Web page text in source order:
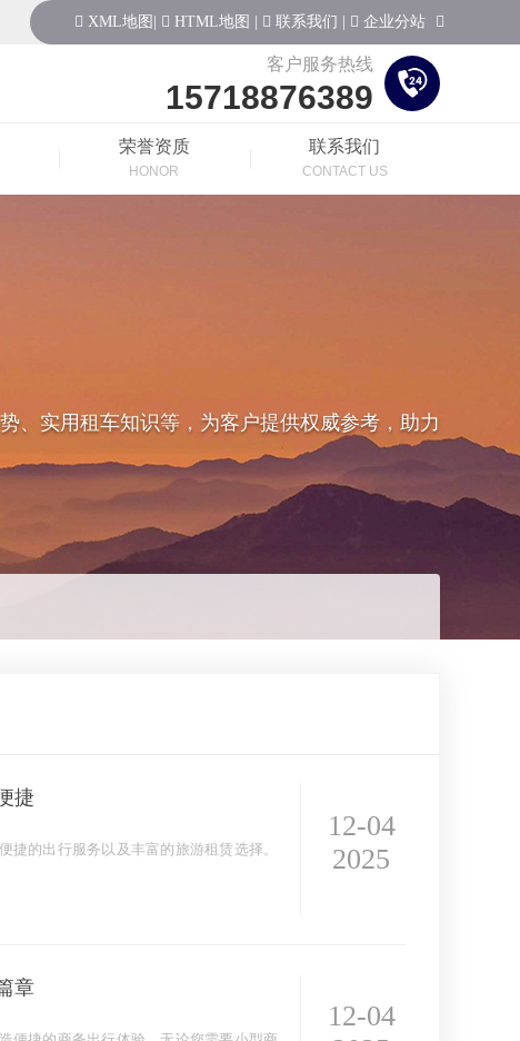
XML地图 HTML地图 联系我们 企业分站
客户服务热线
15718876389
荣誉资质
HONOR
联系我们
CONTACT US
、实用租车知识等，为客户提供权威参考，助力
捷
的出行服务以及丰富的旅游租赁选择。
12-04
2025
章
12-04